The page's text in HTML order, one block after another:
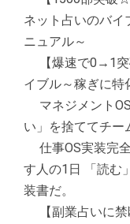
ネット占いのバイ
ニュアル～
【爆速で0→1
イブル～稼ぎに特
マネジメント
い」を捨ててチー
仕事OS実装完
す人の1日 「読む
装書だ。
【副業占いに